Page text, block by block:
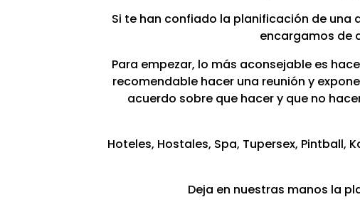
Si te han confiado la planificación de una
encargamos de
Para empezar, lo más aconsejable es
recomendable hacer una reunión y
acuerdo sobre que hacer y que no
Hoteles, Hostales, Spa, Tupersex, Pintball,
Deja en nuestras manos la